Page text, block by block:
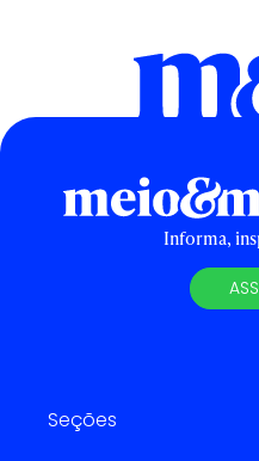
Informa,
Seções